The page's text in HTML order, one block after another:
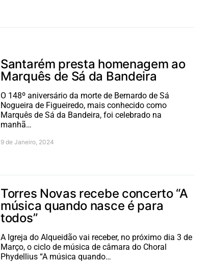
Santarém presta homenagem ao
Marquês de Sá da Bandeira
O 148º aniversário da morte de Bernardo de Sá
Nogueira de Figueiredo, mais conhecido como
Marquês de Sá da Bandeira, foi celebrado na
manhã…
9 de Janeiro, 2024
Torres Novas recebe concerto “A
música quando nasce é para
todos”
A Igreja do Alqueidão vai receber, no próximo dia 3 de
Março, o ciclo de música de câmara do Choral
Phydellius “A música quando…